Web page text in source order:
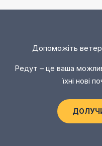
Допоможіть
Редут – це ваша
їхні нові